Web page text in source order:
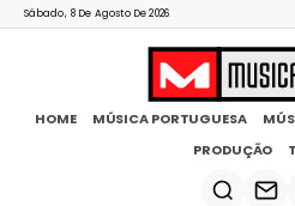
Sábado, 8 De Agosto De 2026
HOME MÚSICA PORTUGUESA
PRODUÇÃO